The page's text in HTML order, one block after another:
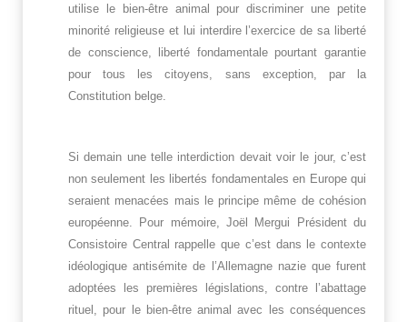
utilise le bien-être animal pour discriminer une petite
minorité religieuse et lui interdire l’exercice de sa liberté
de conscience, liberté fondamentale pourtant garantie
pour tous les citoyens, sans exception, par la
Constitution belge.
Si demain une telle interdiction devait voir le jour, c’est
non seulement les libertés fondamentales en Europe qui
seraient menacées mais le principe même de cohésion
européenne. Pour mémoire, Joël Mergui Président du
Consistoire Central rappelle que c’est dans le contexte
idéologique antisémite de l’Allemagne nazie que furent
adoptées les premières législations, contre l’abattage
rituel, pour le bien-être animal avec les conséquences